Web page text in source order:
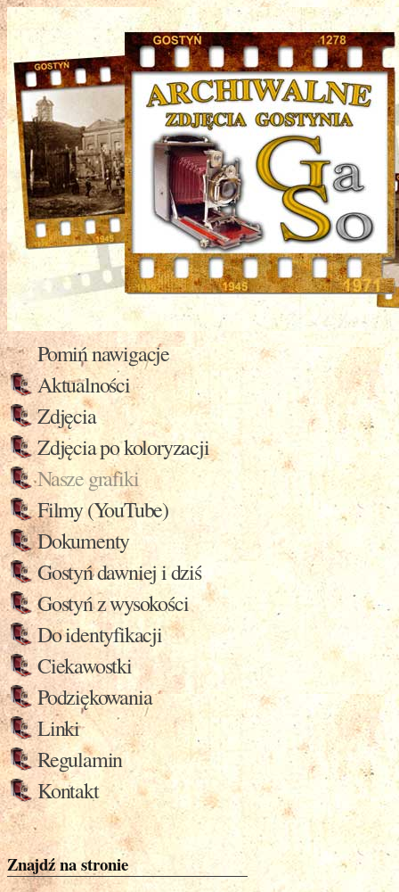
Pomiń nawigacje
Aktualności
Zdjęcia
Zdjęcia po koloryzacji
Nasze grafiki
Filmy (YouTube)
Dokumenty
Gostyń dawniej i dziś
Gostyń z wysokości
Do identyfikacji
Ciekawostki
Podziękowania
Linki
Regulamin
Kontakt
Znajdź na stronie